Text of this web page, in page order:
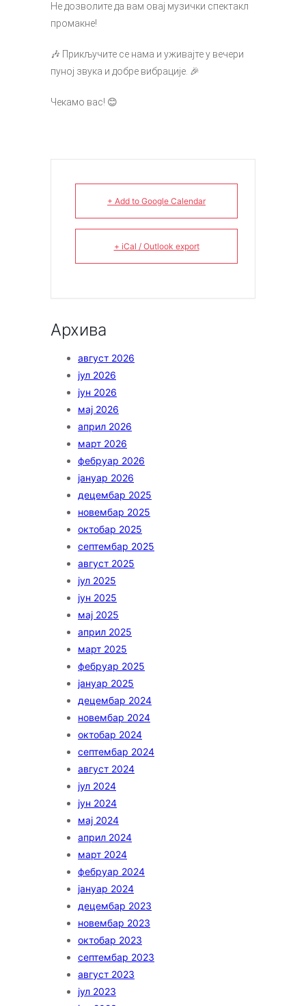
Не дозволите да вам овај музички спектакл
промакне!
🎶 Прикључите се нама и уживајте у вечери
пуној звука и добре вибрације. 🎉
Чекамо вас! 😊
+ Add to Google Calendar
+ iCal / Outlook export
Архива
август 2026
јул 2026
јун 2026
мај 2026
април 2026
март 2026
фебруар 2026
јануар 2026
децембар 2025
новембар 2025
октобар 2025
септембар 2025
август 2025
јул 2025
јун 2025
мај 2025
април 2025
март 2025
фебруар 2025
јануар 2025
децембар 2024
новембар 2024
октобар 2024
септембар 2024
август 2024
јул 2024
јун 2024
мај 2024
април 2024
март 2024
фебруар 2024
јануар 2024
децембар 2023
новембар 2023
октобар 2023
септембар 2023
август 2023
јул 2023